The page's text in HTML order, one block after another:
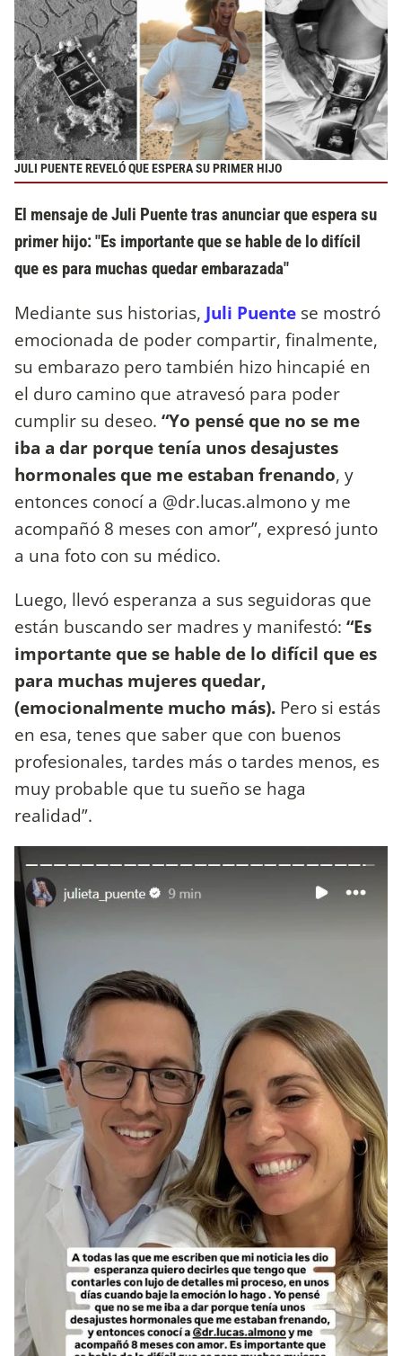
JULI PUENTE REVELÓ QUE ESPERA SU PRIMER HIJO
El mensaje de Juli Puente tras anunciar que espera su
primer hijo: "Es importante que se hable de lo difícil
que es para muchas quedar embarazada"
Mediante sus historias, Juli Puente se mostró
emocionada de poder compartir, finalmente,
su embarazo pero también hizo hincapié en
el duro camino que atravesó para poder
cumplir su deseo. “Yo pensé que no se me
iba a dar porque tenía unos desajustes
hormonales que me estaban frenando, y
entonces conocí a @dr.lucas.almono y me
acompañó 8 meses con amor”, expresó junto
a una foto con su médico.
Luego, llevó esperanza a sus seguidoras que
están buscando ser madres y manifestó: “Es
importante que se hable de lo difícil que es
para muchas mujeres quedar,
(emocionalmente mucho más). Pero si estás
en esa, tenes que saber que con buenos
profesionales, tardes más o tardes menos, es
muy probable que tu sueño se haga
realidad”.